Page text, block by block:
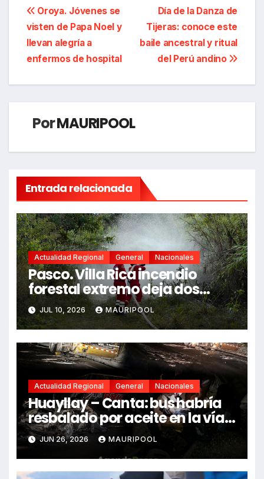
Navegación
de
entradas
Día de la Danza de
Tijeras: conoce este
baile ancestral y ritual
del Perú andino
Oroya. Jóvenes se
visten de Papa Noel y
llevan alegría a
enfermos de hospital
PorMAURIPOOL
Entrada relacionada
Actualidad Regional General Nacionales
Pasco. Villa Rica incendio
forestal extremo deja dos
fallecidos y heridos
JUL 10, 2026 MAURIPOOL
Actualidad Regional General Nacionales
Huayllay – Canta: bus habría
resbalado por aceite en la vía e
impactó auto siniestrado
dejando dos fallecidos
JUN 26, 2026 MAURIPOOL